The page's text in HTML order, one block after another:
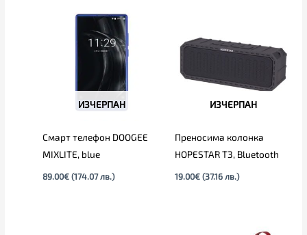
ИЗЧЕРПАН
Смарт телефон DOOGEE
MIXLITE, blue
89.00€ (174.07 лв.)
ИЗЧЕРПАН
Преносима колонка
HOPESTAR T3, Bluetooth
19.00€ (37.16 лв.)